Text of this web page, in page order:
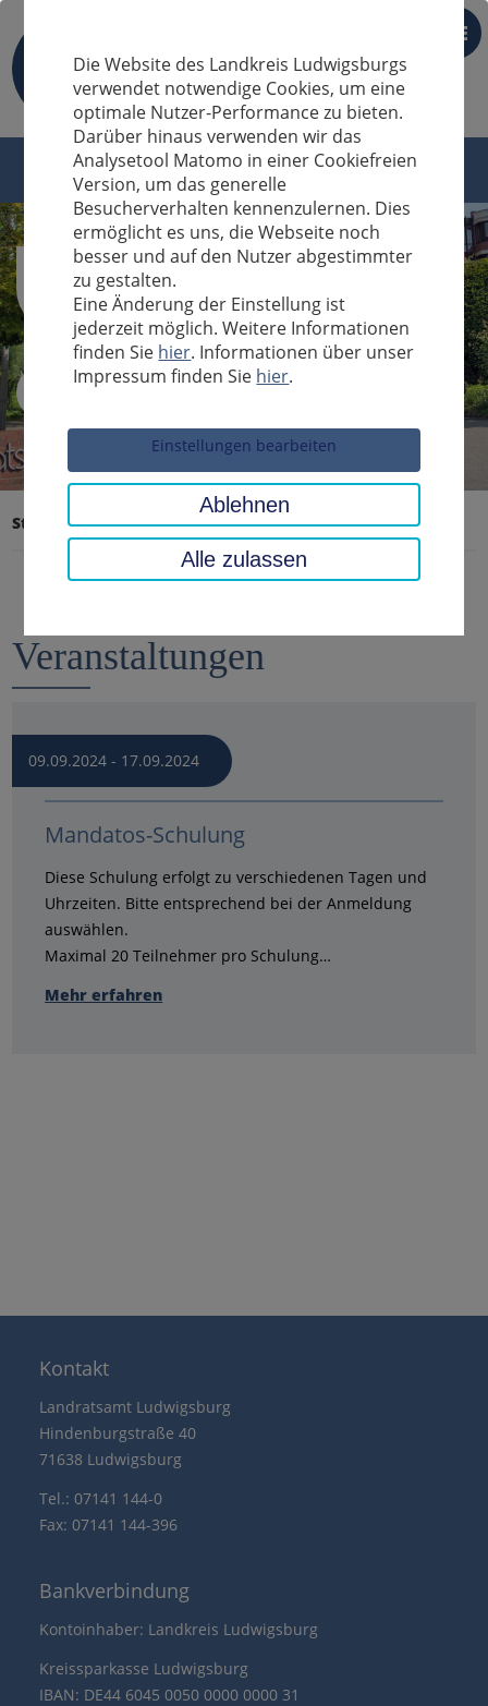
DE
Sucheingabe
Startseite Landratsamt, Landkreis
Veranstaltungen
09.09.2024 - 17.09.2024
Uhrzeit: 00:00 Uhr
Mandatos-Schulung
Diese Schulung erfolgt zu verschiedenen Tagen und
Uhrzeiten. Bitte entsprechend bei der Anmeldung
auswählen.
Maximal 20 Teilnehmer pro Schulung…
Mehr erfahren
Kontakt
Landratsamt Ludwigsburg
Hindenburgstraße 40
71638 Ludwigsburg
Tel.: 07141 144-0
Fax: 07141 144-396
Bankverbindung
Kontoinhaber: Landkreis Ludwigsburg
Kreissparkasse Ludwigsburg
IBAN: DE44 6045 0050 0000 0000 31
Die Website des Landkreis Ludwigsburgs
verwendet notwendige Cookies, um eine
optimale Nutzer-Performance zu bieten.
Darüber hinaus verwenden wir das
Analysetool Matomo in einer Cookiefreien
Version, um das generelle
Besucherverhalten kennenzulernen. Dies
ermöglicht es uns, die Webseite noch
besser und auf den Nutzer abgestimmter
zu gestalten.
Eine Änderung der Einstellung ist
jederzeit möglich. Weitere Informationen
finden Sie hier. Informationen über unser
Impressum finden Sie hier.
Einstellungen bearbeiten
Ablehnen
Alle zulassen